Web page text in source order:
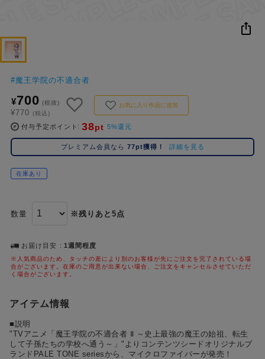
ー
ワ
ド
1位 #ハイキュー!!
2位 #ポケットモンスター（ポケモン）
#初音ミク シリーズ
#名探偵コナン
5位 #呪術廻戦
#ゴールデンカムイ #銀魂
#魔王学院の不適合者
¥700 (税抜)
¥770 (税込)
お気に入り作品に追加
付与予定ポイント 38pt 5%還元
プレミアム会員なら 77pt獲得！ 詳細を見る
在庫あり
数量 ※残りあと5点
お届け目安 1週間程度
※人気商品のため、タッチの差により別のお客様が先にご注文を完了されている場
合がございます。在庫のご用意が出来ない場合、ご注文をキャンセルさせていただ
く場合がございます。
アイテム情報
■説明
"TVアニメ「魔王学院の不適合者 Ⅱ ～史上最強の魔王の始祖、転生
して子孫たちの学校へ通う～」"よりコンテンツシードオリジナルブ
ランドPALE TONE seriesから、マイクロファイバーが発売！